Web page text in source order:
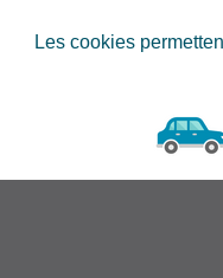
Les cookies